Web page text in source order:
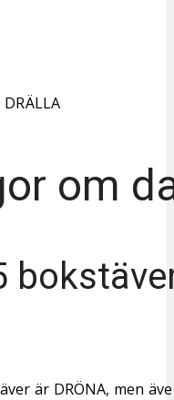
om
är DRÖNA, men